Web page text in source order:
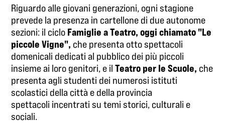
Riguardo alle giovani generazioni, ogni stagione
prevede la presenza in cartellone di due autonome
sezioni: il ciclo Famiglie a Teatro, oggi chiamato "Le
piccole Vigne", che presenta otto spettacoli
domenicali dedicati al pubblico dei più piccoli
insieme ai loro genitori, e ilTeatro per le Scuole, che
presenta agli studenti dei numerosi istituti
scolastici della città e della provincia
spettacoli incentrati su temi storici, culturali e
sociali.